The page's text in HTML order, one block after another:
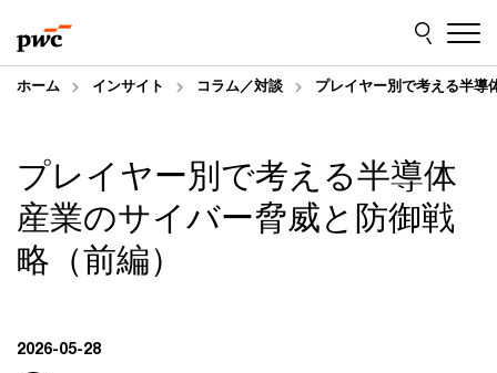
to
content
to
footer
ホーム インサイト コラム／対談 プレイヤー別で考える半導
プレイヤー別で考える半導体
産業のサイバー脅威と防御戦
略（前編）
2026-05-28